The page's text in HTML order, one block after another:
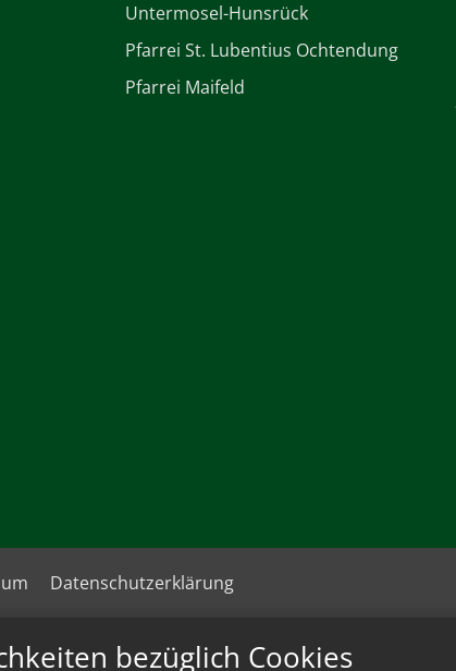
bezüglich Cookies
Untermosel-Hunsrück
Pfarrei St. Lubentius Ochtendung
Pfarrei Maifeld
Datenschutzerklärung